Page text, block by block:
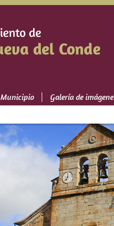
Municipio Galería de